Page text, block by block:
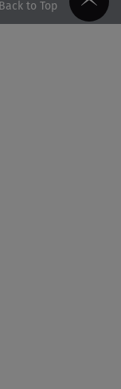
Back to Top